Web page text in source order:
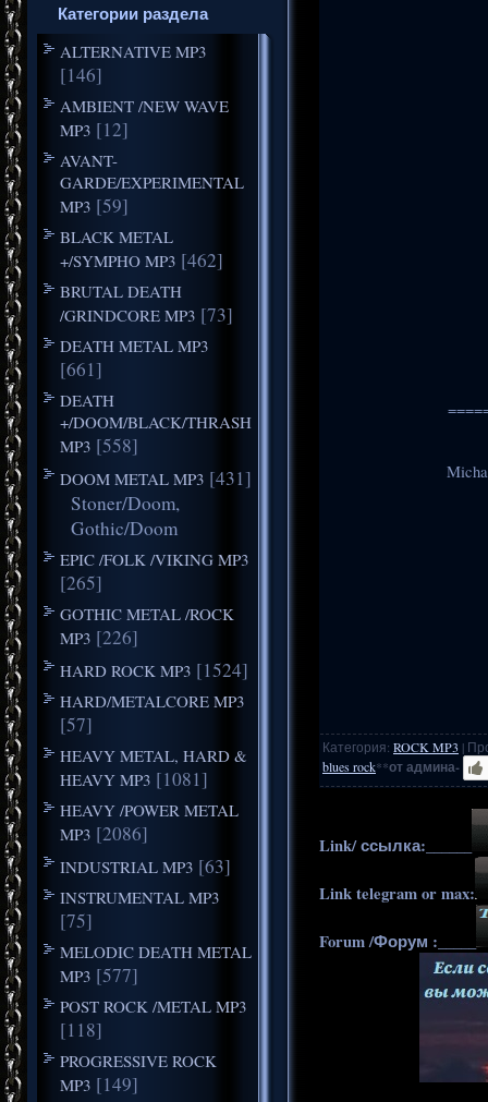
Категории раздела
ALTERNATIVE MP3
[146]
AMBIENT /NEW WAVE
MP3 [12]
AVANT-
GARDE/EXPERIMENTAL
MP3 [59]
BLACK METAL
+/SYMPHO MP3 [462]
BRUTAL DEATH
/GRINDCORE MP3 [73]
DEATH METAL MP3
[661]
DEATH
+/DOOM/BLACK/THRASH
MP3 [558]
DOOM METAL MP3 [431]
Stoner/Doom,
Gothic/Doom
EPIC /FOLK /VIKING MP3
[265]
GOTHIC METAL /ROCK
MP3 [226]
HARD ROCK MP3 [1524]
HARD/METALCORE MP3
[57]
HEAVY METAL, HARD &
HEAVY MP3 [1081]
HEAVY /POWER METAL
MP3 [2086]
INDUSTRIAL MP3 [63]
INSTRUMENTAL MP3
[75]
MELODIC DEATH METAL
MP3 [577]
POST ROCK /METAL MP3
[118]
PROGRESSIVE ROCK
MP3 [149]
Категория: ROCK MP3 |
blues rock**от админа-
Link/ ссылка:______
Link telegram or max:
Forum /Форум :_____